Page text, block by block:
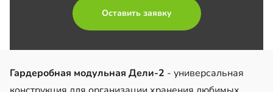
Оставить заявку
Гардеробная модульная Дели-2 - универсальная